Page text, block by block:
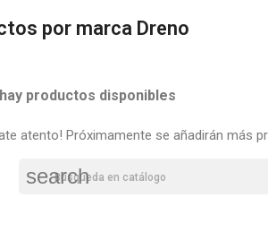
por marca Dreno
productos disponibles
atento! Próximamente se añadirán más
search